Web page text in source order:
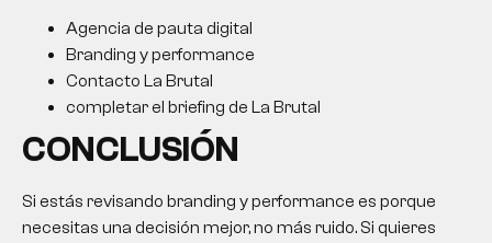
Agencia de pauta digital
Branding y performance
Contacto La Brutal
completar el briefing de La Brutal
CONCLUSIÓN
Si estás revisando branding y performance es porque
necesitas una decisión mejor, no más ruido. Si quieres